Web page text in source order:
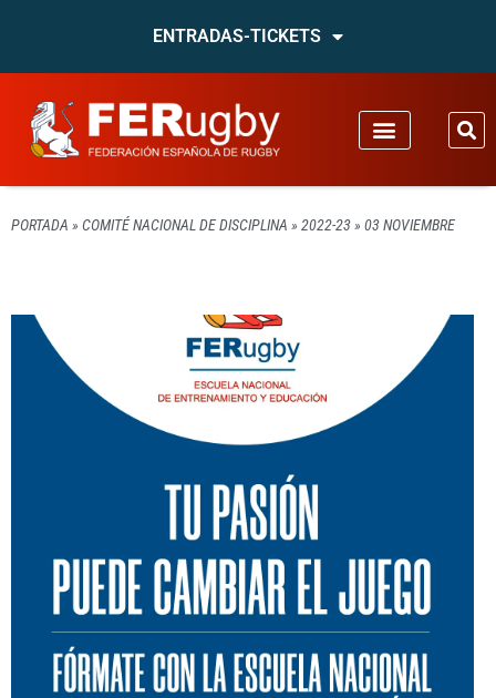
ENTRADAS-TICKETS
PORTADA » COMITÉ NACIONAL DE DISCIPLINA » 2022-23» 03 NOVIEMBRE